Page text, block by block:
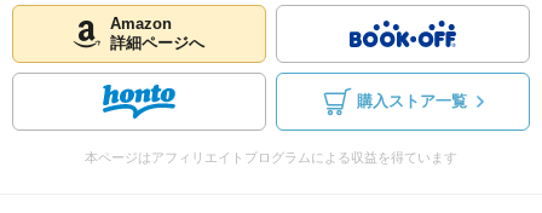
Amazon
詳細ページへ
購入ストア一覧
本ページはアフィリエイトプログラムによる収益を得ています